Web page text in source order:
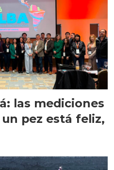
las mediciones
pez está feliz,